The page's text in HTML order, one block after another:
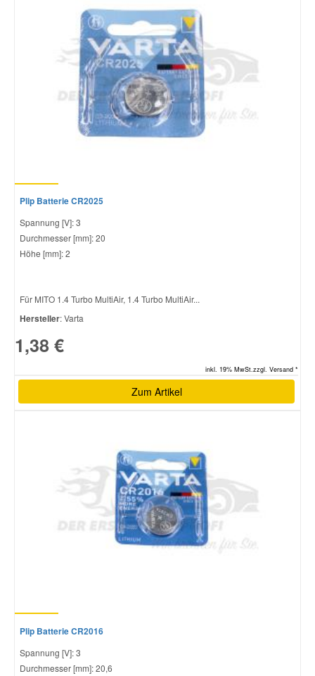
Plip Batterie CR2025
Spannung [V]: 3
Durchmesser [mm]: 20
Höhe [mm]: 2
Für MITO 1.4 Turbo MultiAir, 1.4 Turbo MultiAir...
Hersteller: Varta
1,38 €
inkl. 19% MwSt.zzgl. Versand *
Zum Artikel
Plip Batterie CR2016
Spannung [V]: 3
Durchmesser [mm]: 20,6